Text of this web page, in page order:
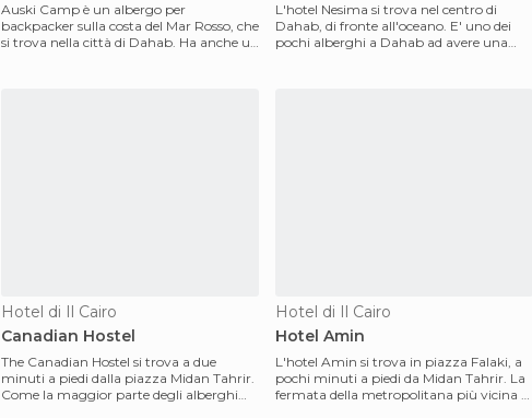
Auski Camp è un albergo per
backpacker sulla costa del Mar Rosso, che
si trova nella città di Dahab. Ha anche un
L'hotel Nesima si trova nel centro di
Dahab, di fronte all'oceano. E' uno dei
pochi alberghi a Dahab ad avere una
Hotel di Il Cairo
Canadian Hostel
The Canadian Hostel si trova a due
minuti a piedi dalla piazza Midan Tahrir.
Come la maggior parte degli alberghi
Hotel di Il Cairo
Hotel Amin
L'hotel Amin si trova in piazza Falaki, a
pochi minuti a piedi da Midan Tahrir. La
fermata della metropolitana più vicina è